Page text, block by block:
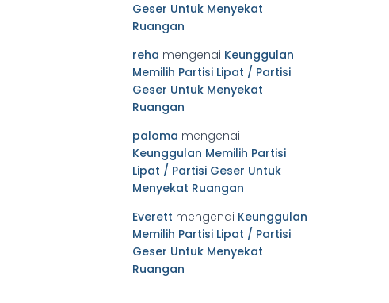
Geser Untuk Menyekat
Ruangan
reha mengenai Keunggulan
Memilih Partisi Lipat / Partisi
Geser Untuk Menyekat
Ruangan
paloma mengenai
Keunggulan Memilih Partisi
Lipat / Partisi Geser Untuk
Menyekat Ruangan
Everett mengenai Keunggulan
Memilih Partisi Lipat / Partisi
Geser Untuk Menyekat
Ruangan